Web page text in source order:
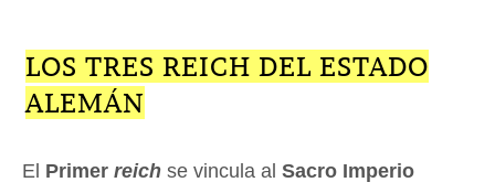
LOS TRES REICH DEL ESTADO
ALEMÁN
El Primer reich se vincula al Sacro Imperio